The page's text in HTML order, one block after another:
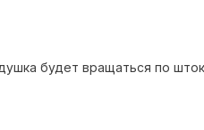
будет вращаться по